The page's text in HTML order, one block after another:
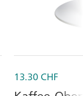
13.30CHF